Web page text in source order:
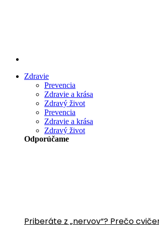
Zdravie
Prevencia
Zdravie a krása
Zdravý život
Prevencia
Zdravie a krása
Zdravý život
Odporúčame
Priberáte z „nervov“? Prečo